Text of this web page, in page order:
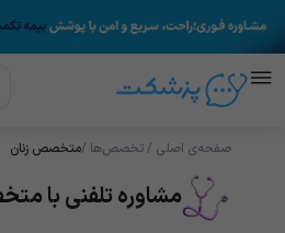
صفحه‌ی اصلی / تخصص‌ها /متخصص زنان
مشاوره تلفنی با